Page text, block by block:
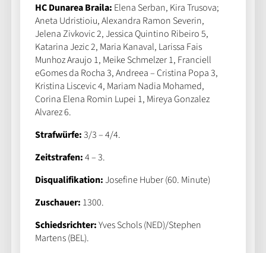
HC Dunarea Braila: Elena Serban, Kira Trusova;
Aneta Udristioiu, Alexandra Ramon Severin,
Jelena Zivkovic 2, Jessica Quintino Ribeiro 5,
Katarina Jezic 2, Maria Kanaval, Larissa Fais
Munhoz Araujo 1, Meike Schmelzer 1, Franciell
eGomes da Rocha 3, Andreea – Cristina Popa 3,
Kristina Liscevic 4, Mariam Nadia Mohamed,
Corina Elena Romin Lupei 1, Mireya Gonzalez
Alvarez 6.
Strafwürfe:3/3 – 4/4.
Zeitstrafen:4 – 3.
Disqualifikation:Josefine Huber (60. Minute)
Zuschauer: 1300.
Schiedsrichter:Yves Schols (NED)/Stephen
Martens (BEL).